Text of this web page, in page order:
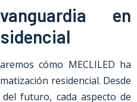
en
cómo MECLILED ha
residencial. Desde
futuro, cada aspecto de